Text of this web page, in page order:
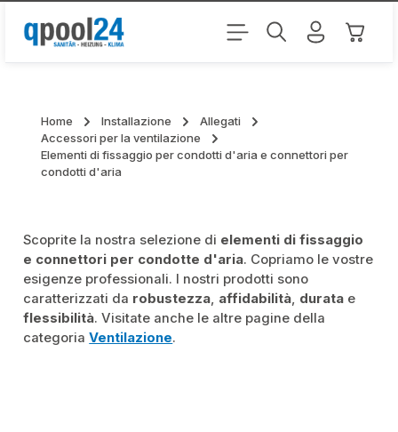
Passa al contenuto principale Il
Home Installazione
Allegati
Accessori per la ventilazione
Elementi di fissaggio per condotti d'aria e connettori per
condotti d'aria
Scoprite la nostra selezione di elementi di fissaggio
e connettori per condotte d'aria. Copriamo le vostre
esigenze professionali. I nostri prodotti sono
caratterizzati da robustezza, affidabilità, durata e
flessibilità. Visitate anche le altre pagine della
categoriaVentilazione.